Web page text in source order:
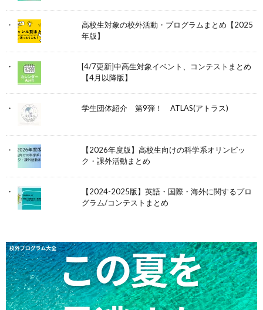
高校生対象の校外活動・プログラムまとめ【2025
年版】
[4/7更新]中高生対象イベント、コンテストまとめ
【4月以降版】
学生団体紹介 第9弾！ ATLAS(アトラス)
【2026年度版】高校生向けの科学系オリンピッ
ク・課外活動まとめ
【2024-2025版】英語・国際・海外に関するプロ
グラム/コンテストまとめ